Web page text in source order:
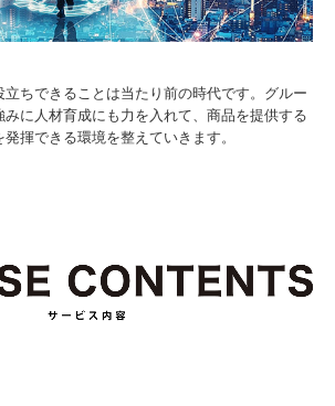
ちできることは当たり前の時代です。グルー
みに人材育成にも力を入れて、商品を提供する
揮できる環境を整えていきます。